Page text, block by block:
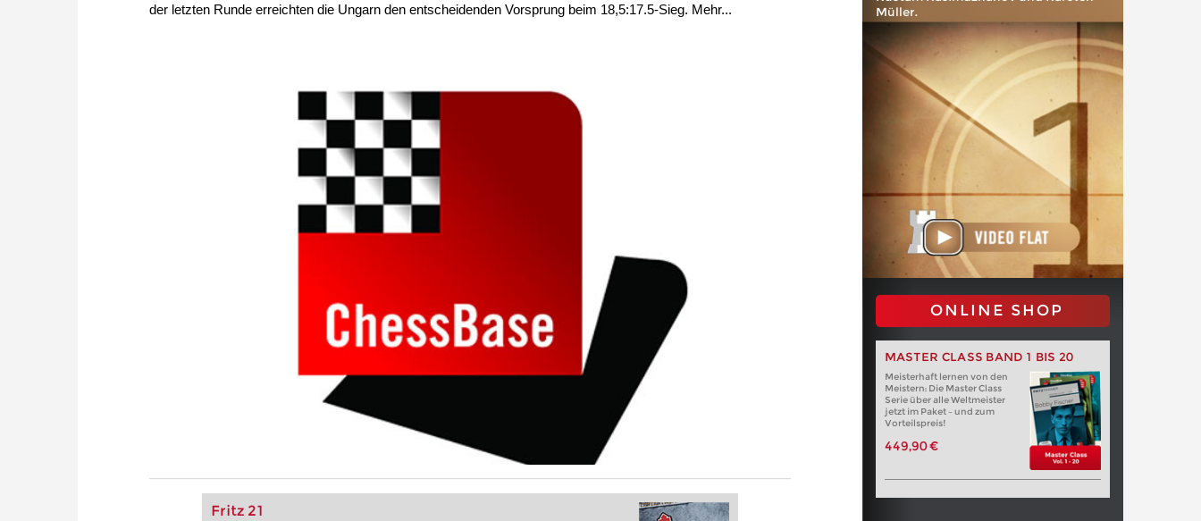
der letzten Runde erreichten die Ungarn den entscheidenden Vorsprung beim 18,5:17.5-Sieg. Mehr...
Fritz 21
Müller.
ONLINE SHOP
MASTER CLASS BAND 1 BIS 20
Meisterhaft lernen von den
Meistern: Die Master Class
Serie über alle Weltmeister
jetzt im Paket – und zum
Vorteilspreis!
449,90 €